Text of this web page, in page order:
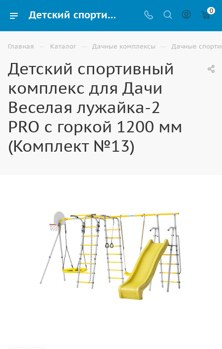
Детский спортивный комплекс для Дачи Веселая лужайка-2 PRO с горкой 1200 мм (Комплект №13) купить в Москве 0
Главная — Каталог — Дачные комплексы — Дачные
Детский спортивный
комплекс для Дачи
Веселая лужайка-2
PRO с горкой 1200 мм
(Комплект №13)